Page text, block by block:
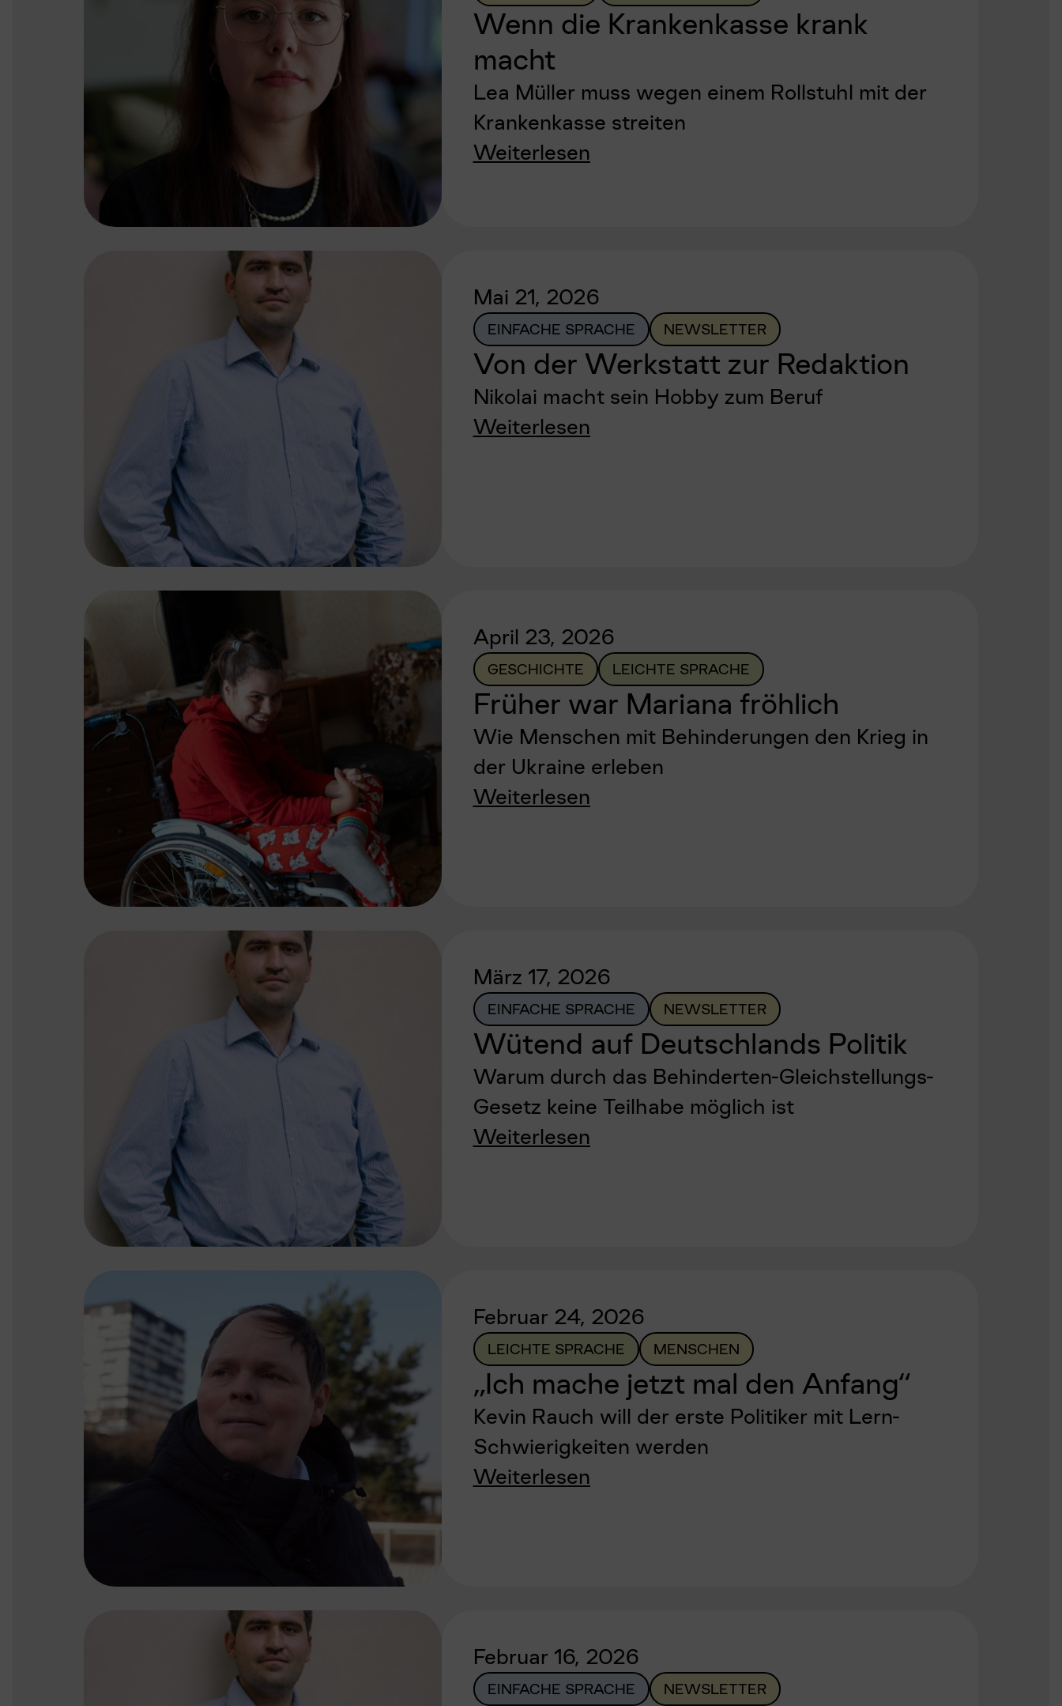
Wenn die Krankenkasse krank
macht
Lea Müller muss wegen einem Rollstuhl mit der
Krankenkasse streiten
Weiterlesen
Mai 21, 2026
EINFACHE SPRACHE NEWSLETTER
Von der Werkstatt zur Redaktion
Nikolai macht sein Hobby zum Beruf
Weiterlesen
April 23, 2026
GESCHICHTE LEICHTE SPRACHE
Früher war Mariana fröhlich
Wie Menschen mit Behinderungen den Krieg in
der Ukraine erleben
Weiterlesen
März 17, 2026
EINFACHE SPRACHE NEWSLETTER
Wütend auf Deutschlands Politik
Warum durch das Behinderten-Gleichstellungs-
Gesetz keine Teilhabe möglich ist
Weiterlesen
Februar 24, 2026
LEICHTE SPRACHE MENSCHEN
„Ich mache jetzt mal den Anfang“
Kevin Rauch will der erste Politiker mit Lern-
Schwierigkeiten werden
Weiterlesen
Februar 16, 2026
EINFACHE SPRACHE NEWSLETTER